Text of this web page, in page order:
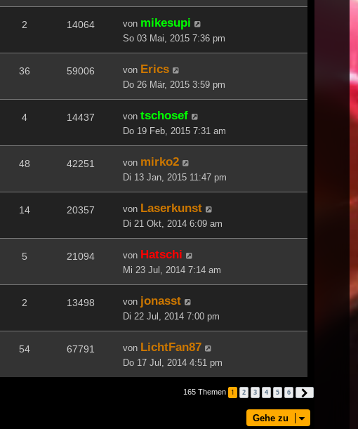
2 14064 von mikesupi
So 03 Mai, 2015 7:36 pm
36 59006 von Erics
Do 26 Mär, 2015 3:59 pm
4 14437 von tschosef
Do 19 Feb, 2015 7:31 am
48 42251 von mirko2
Di 13 Jan, 2015 11:47 pm
14 20357 von Laserkunst
Di 21 Okt, 2014 6:09 am
5 21094 von Hatschi
Mi 23 Jul, 2014 7:14 am
2 13498 von jonasst
Di 22 Jul, 2014 7:00 pm
54 67791 von LichtFan87
Do 17 Jul, 2014 4:51 pm
165 Themen 1 2 3 4 5 6
Gehe zu